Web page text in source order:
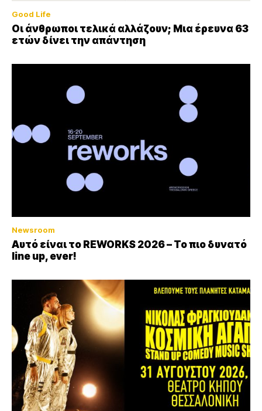
Good Life
Οι άνθρωποι τελικά αλλάζουν; Μια έρευνα 63
ετών δίνει την απάντηση
Newsroom
Αυτό είναι το REWORKS 2026 – Το πιο δυνατό
line up, ever!